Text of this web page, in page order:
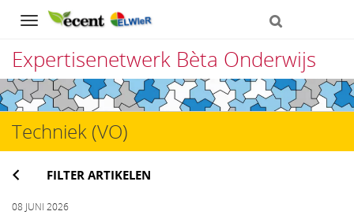
Navigation
Expertisenetwerk Bèta Onderwijs
Direct
naar
het
inhoud
Techniek (VO)
FILTER ARTIKELEN
08 JUNI 2026